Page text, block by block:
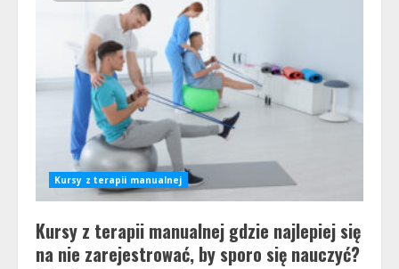
Kursy z terapii manualnej
Kursy z terapii manualnej gdzie najlepiej się
na nie zarejestrować, by sporo się nauczyć?